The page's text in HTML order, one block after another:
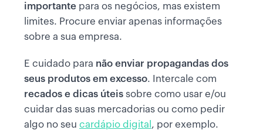
importante para os negócios, mas existem
limites. Procure enviar apenas informações
sobre a sua empresa.
E cuidado para não enviar propagandas dos
seus produtos em excesso. Intercale com
recados e dicas úteis sobre como usar e/ou
cuidar das suas mercadorias ou como pedir
algo no seu cardápio digital , por exemplo.